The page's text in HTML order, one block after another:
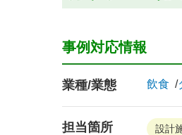
事例対応情報
業種/業態 飲食
担当箇所 設計